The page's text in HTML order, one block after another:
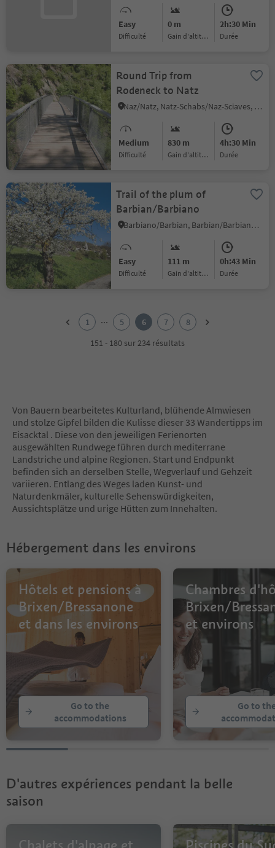
Easy
Difficulté
0 m
Gain d'altitude
2h:30 Min
durée
Round Trip from
Rodeneck to Natz
Naz/Natz, Natz-Schabs/Naz-Sciaves, Brixen/Bressanone and environs
Medium
Difficulté
830 m
Gain d'altitude
4h:30 Min
durée
Trail of the plum of
Barbian/Barbiano
Barbiano/Barbian, Barbian/Barbiano, Brixen/Bressanone and environs
Easy
Difficulté
111 m
Gain d'altitude
0h:43 Min
durée
1 ... 5 6 7
8
151 - 180 sur 234 résultats
Von Bauern bearbeitetes Kulturland, blühende Almwiesen
und stolze Gipfel bilden die Kulisse dieser 33 Wandertipps im
Eisacktal . Diese von den jeweiligen Ferienorten
ausgewählten Rundwege führen durch mediterrane
Landstriche und alpine Regionen. Start und Endpunkt
befinden sich an derselben Stelle, Wegverlauf und Gehzeit
variieren. Entlang des Weges laden Kunst- und
Naturdenkmäler, kulturelle Sehenswürdigkeiten,
Aussichtsplätze und urige Hütten zum Innehalten.
Hébergement dans les environs
Hôtels et pensions à
Brixen/Bressanone
et dans les environs
Go to the
accommodations
Chambres
Brixen/
et environs
Go to
D'autres expériences pendant la belle
saison